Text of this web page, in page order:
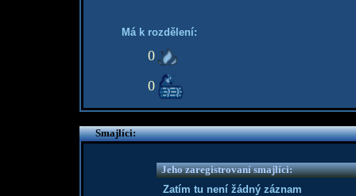
Má k rozdělení:
0
0
Smajlíci:
Jeho zaregistrovaní smajlíci:
Zatím tu není žádný záznam